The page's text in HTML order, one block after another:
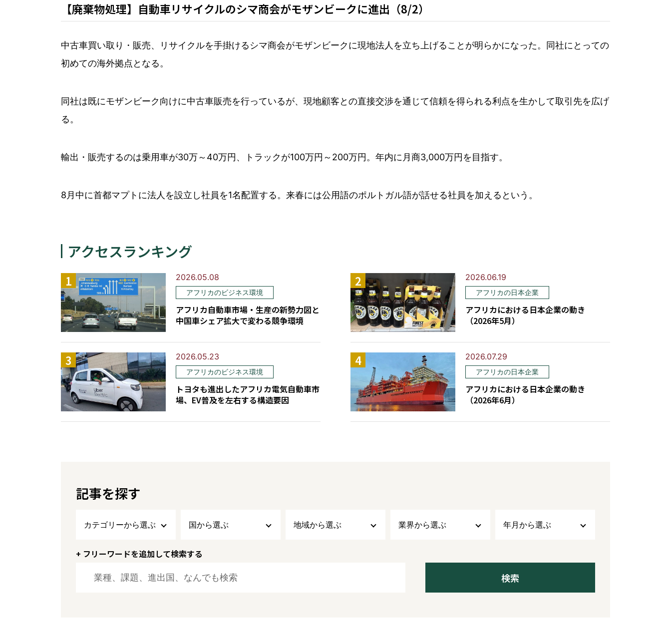
【廃棄物処理】自動車リサイクルのシマ商会がモザンビークに進出（8/2）
中古車買い取り・販売、リサイクルを手掛けるシマ商会がモザンビークに現地法人を立ち上げることが明らかになった。同社にとっての
初めての海外拠点となる。
同社は既にモザンビーク向けに中古車販売を行っているが、現地顧客との直接交渉を通じて信頼を得られる利点を生かして取引先を広げ
る。
輸出・販売するのは乗用車が30万～40万円、トラックが100万円～200万円。年内に月商3,000万円を目指す。
8月中に首都マプトに法人を設立し社員を1名配置する。来春には公用語のポルトガル語が話せる社員を加えるという。
アクセスランキング
2026.05.08
アフリカのビジネス環境
アフリカ自動車市場・生産の新勢力図と
中国車シェア拡大で変わる競争環境
2026.06.19
アフリカの日本企業
アフリカにおける日本企業の動き
（2026年5月）
2026.05.23
アフリカのビジネス環境
トヨタも進出したアフリカ電気自動車市
場、EV普及を左右する構造要因
2026.07.29
アフリカの日本企業
アフリカにおける日本企業の動き
（2026年6月）
記事を探す
カテゴリーから選ぶ 国から選ぶ 地域から選ぶ 業界から選ぶ 年月から選ぶ
+ フリーワードを追加して検索する